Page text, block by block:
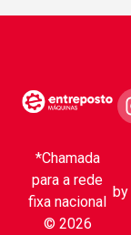
*Chamada
para a rede
fixa nacional
© 2026
by